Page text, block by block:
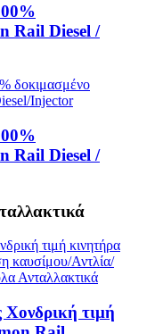
Rail Diesel /
Rail Diesel /
τιμή